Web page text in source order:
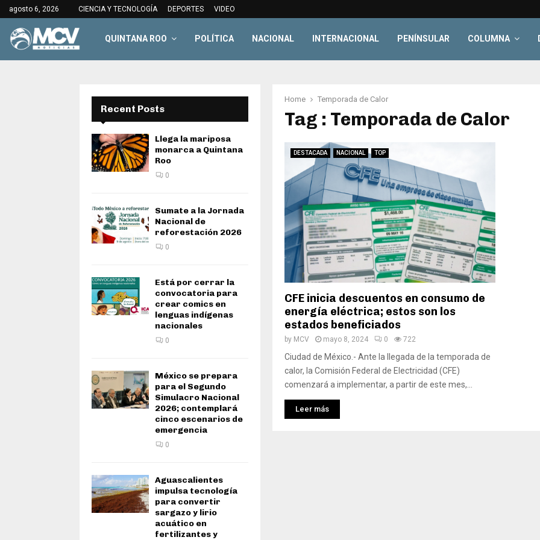
agosto 6, 2026 CIENCIA Y TECNOLOGÍA DEPORTES VIDEO
QUINTANA ROO POLÍTICA NACIONAL INTERNACIONAL PENÍNSULAR COLUMNA
Home Temporada de Calor
Tag : Temporada de Calor
DESTACADA NACIONAL TOP
CFE inicia descuentos en consumo de
energía eléctrica; estos son los
estados beneficiados
by MCV mayo 8, 2024 0 722
Ciudad de México.- Ante la llegada de la temporada de
calor, la Comisión Federal de Electricidad (CFE)
comenzará a implementar, a partir de este mes,...
Leer más
Recent Posts
Llega la mariposa
monarca a Quintana
Roo
0
Sumate a la Jornada
Nacional de
reforestación 2026
0
Está por cerrar la
convocatoria para
crear comics en
lenguas indígenas
nacionales
0
México se prepara
para el Segundo
Simulacro Nacional
2026; contemplará
cinco escenarios de
emergencia
0
Aguascalientes
impulsa tecnología
para convertir
sargazo y lirio
acuático en
fertilizantes y